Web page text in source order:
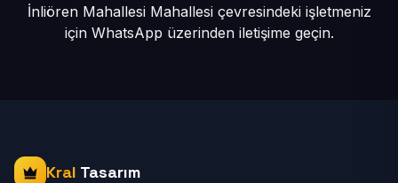
İnliören Mahallesi Mahallesi çevresindeki işletmeniz
için WhatsApp üzerinden iletişime geçin.
Kral Tasarım